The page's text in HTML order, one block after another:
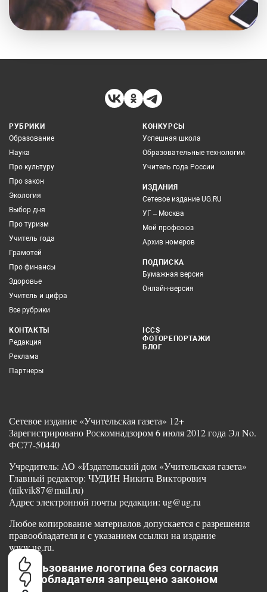
РУБРИКИ
Образование
Наука
Про культуру
Про закон
Экология
Выбор дня
Про туризм
Учитель года
Грамотей
Про финансы
Здоровье
Учитель и цифра
Все рубрики
КОНКУРСЫ
Успешная школа
Образовательные технологии
Учитель года России
ИЗДАНИЯ
Сетевое издание UG.RU
УГ – Москва
Мой профсоюз
Архив номеров
ПОДПИСКА
Бумажная версия
Онлайн-версия
КОНТАКТЫ
Редакция
Реклама
Партнеры
ICCS
ФОТОРЕПОРТАЖИ
БЛОГ
Сетевое издание «Учительская газета» 12+
Зарегистрировано Роскомнадзором 6 июля 2012 года Эл No.
ФС77-50440
Учредитель: АО «Издательский дом «Учительская газета»
Главный редактор: ЧУДИН Никита Викторович
(nikvik87@mail.ru)
Адрес электронной почты редакции: ug@ug.ru
Любое копирование материалов допускается с разрешения
правообладателя и с указанием ссылки на издание
www.ug.ru.
Использование логотипа без согласия
правообладателя запрещено законом